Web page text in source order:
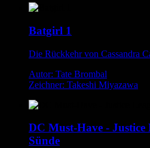
Batgirl 1
Die Rückkehr von Cassandra
Autor: Tate Brombal
Zeichner: Takeshi Miyazawa
DC Must-Have - Justice
Sünde